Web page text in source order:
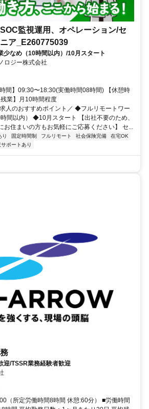
監視運用、オペレーション/セ
ア_E260775039
少なめ（10時間以内）/10月スタート
ロジー株式会社
時間】09:30〜18:30(実働時間08時間) 【休憩時
業】月10時間程度
求人のおすすめポイント／ ◆フルリモートワー
間以内） ◆10月スタート 【出社不要のため、
お住まいの方もお気軽にご応募ください】 セ...
り 固定時間制 フルリモート 社会保険完備
在宅OK
サポートあり
迎/TSSR業務経験者歓迎
（所定労働時間8時間 休憩:60分） ■労働時間